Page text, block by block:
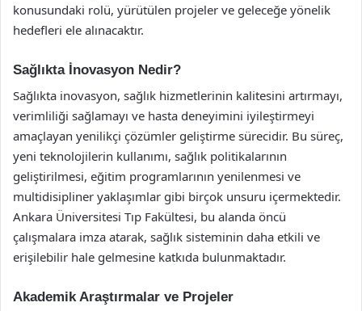
konusundaki rolü, yürütülen projeler ve geleceğe yönelik
hedefleri ele alınacaktır.
Sağlıkta İnovasyon Nedir?
Sağlıkta inovasyon, sağlık hizmetlerinin kalitesini artırmayı,
verimliliği sağlamayı ve hasta deneyimini iyileştirmeyi
amaçlayan yenilikçi çözümler geliştirme sürecidir. Bu süreç,
yeni teknolojilerin kullanımı, sağlık politikalarının
geliştirilmesi, eğitim programlarının yenilenmesi ve
multidisipliner yaklaşımlar gibi birçok unsuru içermektedir.
Ankara Üniversitesi Tıp Fakültesi, bu alanda öncü
çalışmalara imza atarak, sağlık sisteminin daha etkili ve
erişilebilir hale gelmesine katkıda bulunmaktadır.
Akademik Araştırmalar ve Projeler